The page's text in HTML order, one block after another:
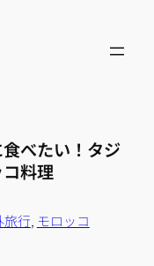
べたい！タジ
料理
旅行, モロッコ